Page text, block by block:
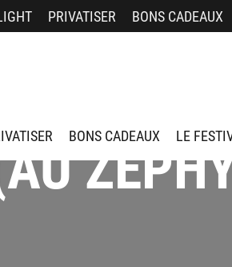
PRIVATISER BONS CADEAUX
BONS CADEAUX LE